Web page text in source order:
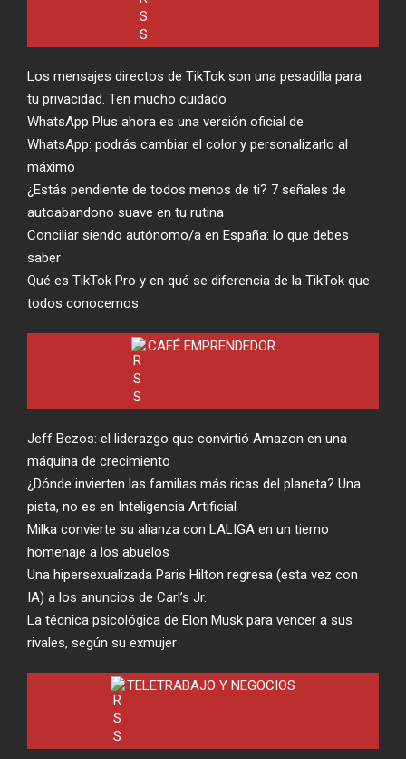
Los mensajes directos de TikTok son una pesadilla para
tu privacidad. Ten mucho cuidado
WhatsApp Plus ahora es una versión oficial de
WhatsApp: podrás cambiar el color y personalizarlo al
máximo
¿Estás pendiente de todos menos de ti? 7 señales de
autoabandono suave en tu rutina
Conciliar siendo autónomo/a en España: lo que debes
saber
Qué es TikTok Pro y en qué se diferencia de la TikTok que
todos conocemos
CAFÉ EMPRENDEDOR
Jeff Bezos: el liderazgo que convirtió Amazon en una
máquina de crecimiento
¿Dónde invierten las familias más ricas del planeta? Una
pista, no es en Inteligencia Artificial
Milka convierte su alianza con LALIGA en un tierno
homenaje a los abuelos
Una hipersexualizada Paris Hilton regresa (esta vez con
IA) a los anuncios de Carl’s Jr.
La técnica psicológica de Elon Musk para vencer a sus
rivales, según su exmujer
TELETRABAJO Y NEGOCIOS